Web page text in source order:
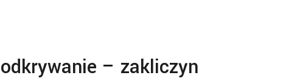
odkrywanie – zakliczyn